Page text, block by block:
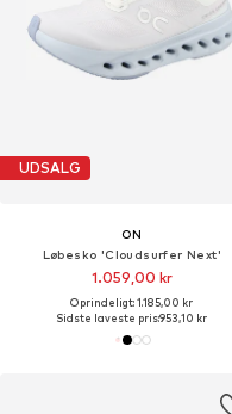
UDSALG
ON
Løbesko 'Cloudsurfer Next'
1.059,00 kr
Oprindeligt: 1.185,00 kr
Sidste laveste pris:953,10 kr